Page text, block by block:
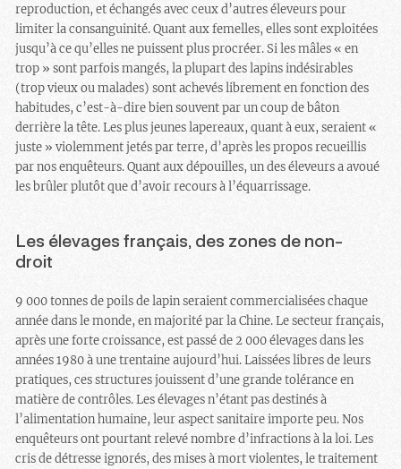
reproduction, et échangés avec ceux d’autres éleveurs pour
limiter la consanguinité. Quant aux femelles, elles sont exploitées
jusqu’à ce qu’elles ne puissent plus procréer. Si les mâles « en
trop » sont parfois mangés, la plupart des lapins indésirables
(trop vieux ou malades) sont achevés librement en fonction des
habitudes, c’est-à-dire bien souvent par un coup de bâton
derrière la tête. Les plus jeunes lapereaux, quant à eux, seraient «
juste » violemment jetés par terre, d’après les propos recueillis
par nos enquêteurs. Quant aux dépouilles, un des éleveurs a avoué
les brûler plutôt que d’avoir recours à l’équarrissage.
Les élevages français, des zones de non-
droit
9 000 tonnes de poils de lapin seraient commercialisées chaque
année dans le monde, en majorité par la Chine. Le secteur français,
après une forte croissance, est passé de 2 000 élevages dans les
années 1980 à une trentaine aujourd’hui. Laissées libres de leurs
pratiques, ces structures jouissent d’une grande tolérance en
matière de contrôles. Les élevages n’étant pas destinés à
l’alimentation humaine, leur aspect sanitaire importe peu. Nos
enquêteurs ont pourtant relevé nombre d’infractions à la loi. Les
cris de détresse ignorés, des mises à mort violentes, le traitement